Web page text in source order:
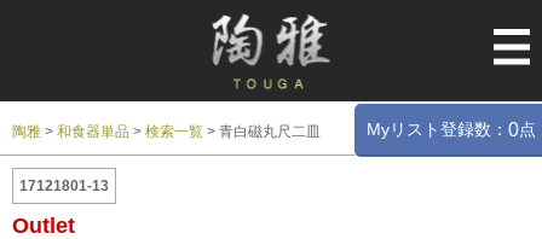
Myリスト登録数： 0点
陶雅 > 和食器単品 > 検索一覧 > 青白磁丸尺二皿
17121801-13
Outlet